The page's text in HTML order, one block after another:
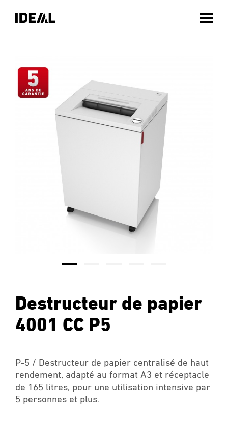
Destructeur de papier
4001 CC P5
P-5 / Destructeur de papier centralisé de haut
rendement, adapté au format A3 et réceptacle
de 165 litres, pour une utilisation intensive par
5 personnes et plus.